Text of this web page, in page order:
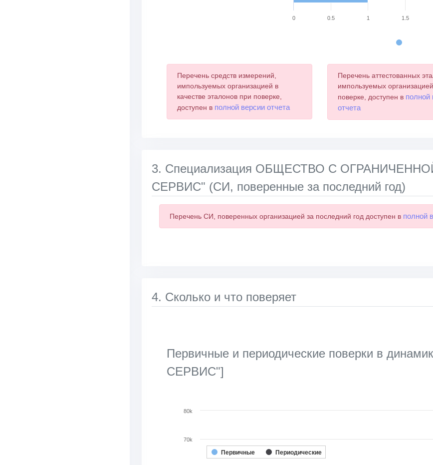
0 0.5 1 1.5
Перечень средств измерений,
импользуемых организацией в
качестве эталонов при поверке,
доступен в полной версии отчета
Перечень аттестованных
импользуемых
поверке, доступен в полной
отчета
3. Специализация ОБЩЕСТВО С
СЕРВИС" (СИ, поверенные за последний год)
Перечень СИ, поверенных организацией за последний год доступен в полной
4. Сколько и что поверяет
Первичные и периодические поверки в
СЕРВИС"]
Chart
View as data table, Chart
The chart has 1 X axis displaying categories.
Первичные Периодические
70k
80k